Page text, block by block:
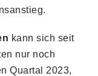
kann sich seit
nur noch
Quartal 2023,